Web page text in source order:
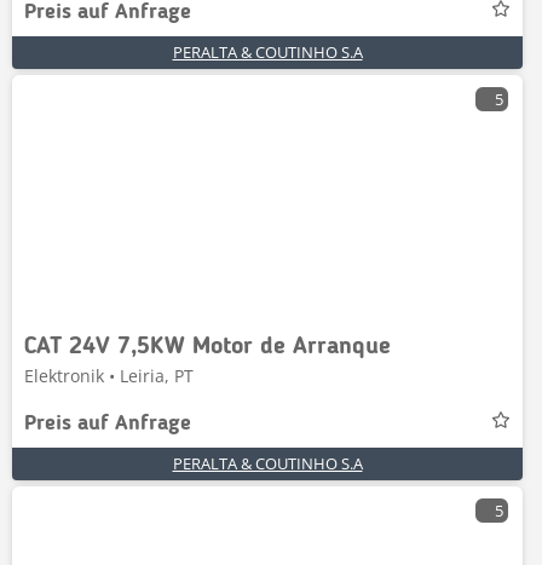
Preis auf Anfrage
PERALTA & COUTINHO S.A
5
CAT 24V 7,5KW Motor de Arranque
Elektronik • Leiria, PT
Preis auf Anfrage
PERALTA & COUTINHO S.A
5